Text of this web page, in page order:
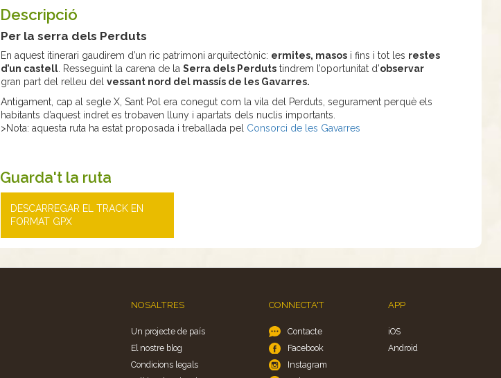
Descripció
Per la serra dels Perduts
En aquest itinerari gaudirem d’un ric patrimoni arquitectònic: ermites, masosi fins i tot les restes
d’un castell. Resseguint la carena de la Serra dels Perdutstindrem l’oportunitat d’observar
gran part del relleu del vessant nord del massís de les Gavarres.
Antigament, cap al segle X, Sant Pol era conegut com la vila del Perduts, segurament perquè els
habitants d’aquest indret es trobaven lluny i apartats dels nuclis importants.
>Nota: aquesta ruta ha estat proposada i treballada pel Consorci de les Gavarres
Guarda't la ruta
DESCARREGAR EL TRACK EN
FORMAT GPX
NOSALTRES
Un projecte de país
El nostre blog
Condicions legals
CONNECTA'T
Contacte
Facebook
Instagram
APP
iOS
Android